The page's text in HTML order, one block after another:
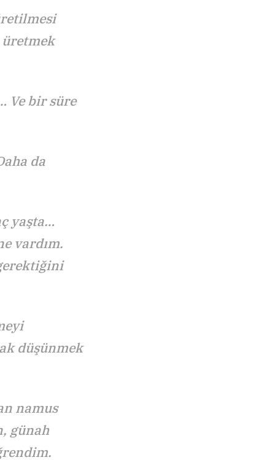
Ve bir süre
da
yaşta…
vardım.
düşünmek
namus
günah